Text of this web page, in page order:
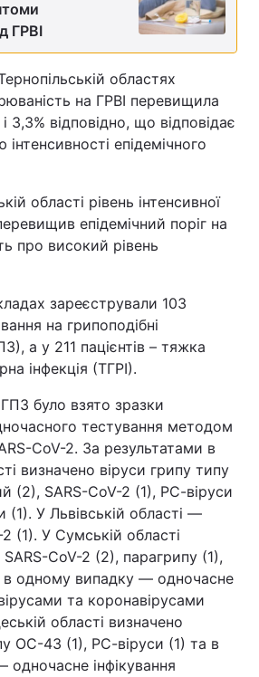
ГРВІ
областях
на ГРВІ перевищила
3,3% відповідно, що відповідає
епідемічного
області рівень інтенсивної
епідемічний поріг на
про високий рівень
зареєстрували 103
на грипоподібні
а у 211 пацієнтів – тяжка
інфекція (ТГРІ).
ГПЗ було взято зразки
тестування методом
CoV-2. За результатами в
визначено віруси грипу типу
(2), SARS-CoV-2 (1), РС-віруси
(1). У Львівській області —
(1). У Сумській області
SARS-CoV-2 (2), парагрипу (1),
в одному випадку — одночасне
та коронавірусами
області визначено
OC-43 (1), РС-віруси (1) та в
інфікування